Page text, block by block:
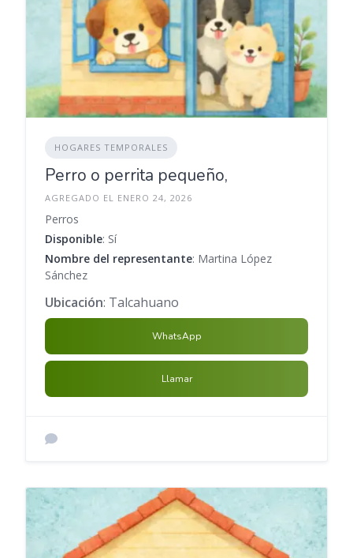
HOGARES TEMPORALES
Perro o perrita pequeño,
AGREGADO EL ENERO 24, 2026
Perros
Disponible: Sí
Nombre del representante: Martina López
Sánchez
Ubicación: Talcahuano
WhatsApp
Llamar